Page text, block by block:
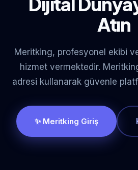
Atın
Meritking, profesyonel ekibi
hizmet vermektedir.
adresi kullanarak güvenle
✨ Meritking Giriş